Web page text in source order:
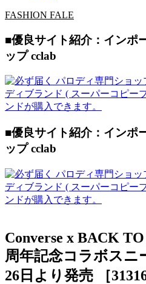
FASHION FALE
■優良サイト紹介：インポ
ップ cclab
■優良サイト紹介：インポ
ップ cclab
Converse x BACK
周年記念コラボスニ
26日より発売 ［